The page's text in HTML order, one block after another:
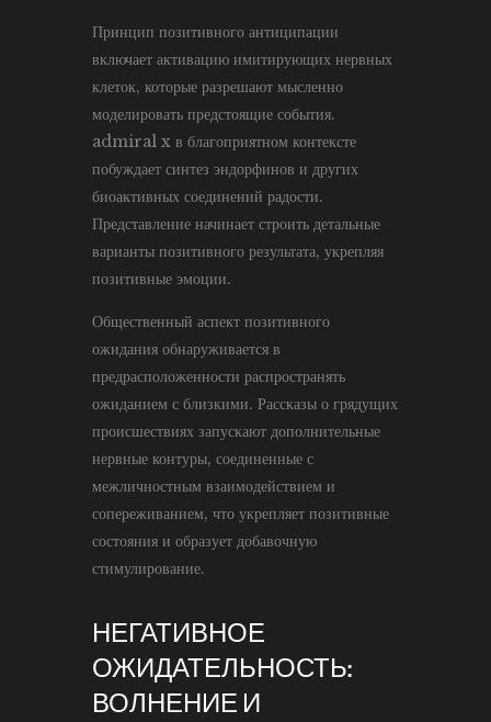
Принцип позитивного антиципации
включает активацию имитирующих нервных
клеток, которые разрешают мысленно
моделировать предстоящие события.
admiral x в благоприятном контексте
побуждает синтез эндорфинов и других
биоактивных соединений радости.
Представление начинает строить детальные
варианты позитивного результата, укрепляя
позитивные эмоции.
Общественный аспект позитивного
ожидания обнаруживается в
предрасположенности распространять
ожиданием с близкими. Рассказы о грядущих
происшествиях запускают дополнительные
нервные контуры, соединенные с
межличностным взаимодействием и
сопереживанием, что укрепляет позитивные
состояния и образует добавочную
стимулирование.
НЕГАТИВНОЕ
ОЖИДАТЕЛЬНОСТЬ:
ВОЛНЕНИЕ И